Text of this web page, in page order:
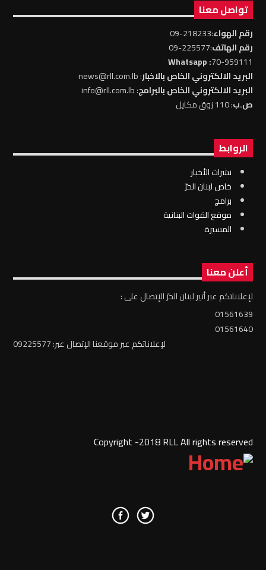
تواصل معنا
رقم الهواء:218233-09
رقم الهاتف:225577-09
70-959111
: Whatsapp
البريد الالكتروني الخاص بالاخبار: news@rll.com.lb
البريد الالكتروني الخاص بالبرامج: info@rll.com.lb
ص.ب: 110 زوق مكايل
الروابط
نشرات الأخبار
خاص لبنان الحرّ
برامج
موقع القوات البنانية
المسيرة
أعلن معنا
لإعلاناتكم عبر أثير لبنان الحرّ الإتصال على :
01561639
01561640
لإعلاناتكم عبر موقعنا الإتصال عبر: 09225577
Copyright -2018 RLL All rights reserved